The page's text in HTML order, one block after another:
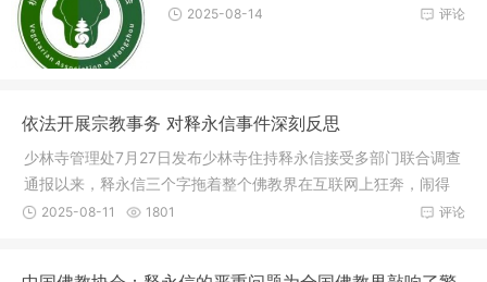
评论
2025-08-14
依法开展宗教事务 对释永信事件深刻反思
少林寺管理处7月27日发布少林寺住持释永信接受多部门联合调查
通报以来，释永信三个字拖着整个佛教界在互联网上狂奔，闹得
沸沸扬
评论
2025-08-11 1801